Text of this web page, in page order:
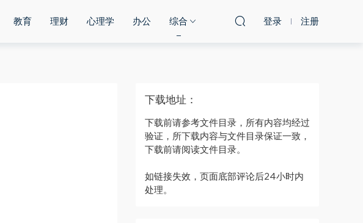
教育 理财 心理学 办公 综合 登录 注册
下载地址：
下载前请参考文件目录，所有内容均经过
验证，所下载内容与文件目录保证一致，
下载前请阅读文件目录。
如链接失效，页面底部评论后24小时内
处理。